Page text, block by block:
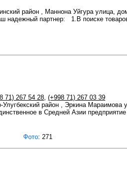
район , Маннона Уйгура улица,
надежный партнер: 1.В поиске
71) 267 54 28, (+998 71) 267 03 39
Улугбекский район , Эркина Мараимова
в Средней Азии
Фото: 271